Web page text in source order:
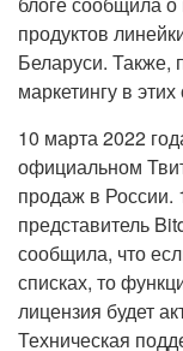
продуктов
Беларуси. Также,
маркетингу в этих
10 марта 2022
официальном
продаж в
представитель
сообщила, что
списках, то
лицензия будет
Техническая